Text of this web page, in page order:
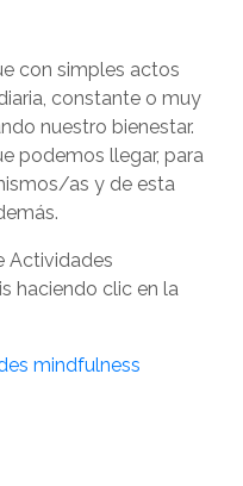
con simples actos
constante o muy
nuestro bienestar.
podemos llegar, para
as y de esta
Actividades
haciendo clic en la